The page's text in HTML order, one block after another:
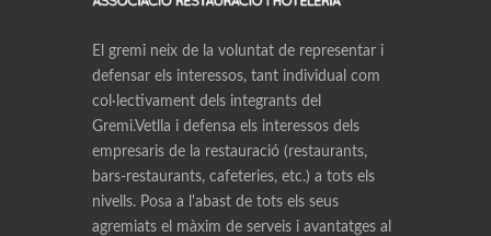
El gremi neix de la voluntat de representar i
defensar els interessos, tant individual com
col·lectivament dels integrants del
Gremi.Vetlla i defensa els interessos dels
empresaris de la restauració (restaurants,
bars-restaurants, cafeteries, etc.) a tots els
nivells. Posa a l'abast de tots els seus
agremiats el màxim de serveis i avantatges al